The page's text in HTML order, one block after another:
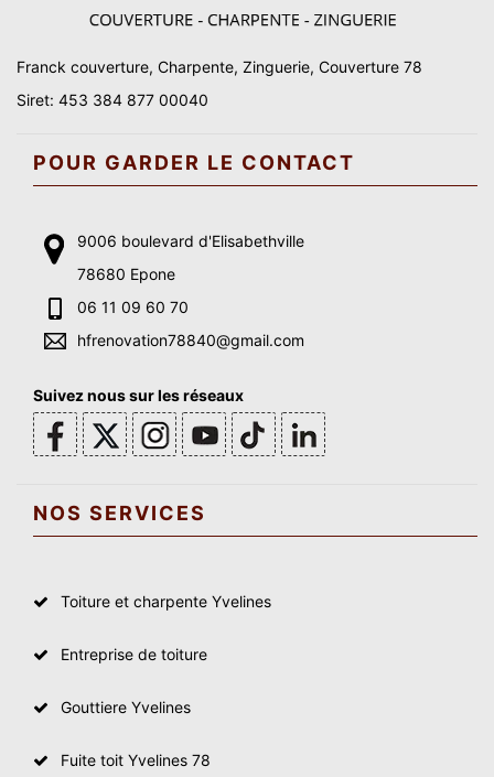
Franck couverture, Charpente, Zinguerie, Couverture 78
Siret: 453 384 877 00040
POUR GARDER LE CONTACT
9006 boulevard d'Elisabethville
78680 Epone
06 11 09 60 70
hfrenovation78840@gmail.com
Suivez nous sur les réseaux
NOS SERVICES
Toiture et charpente Yvelines
Entreprise de toiture
Gouttiere Yvelines
Fuite toit Yvelines 78